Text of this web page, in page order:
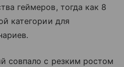
геймеров, тогда как 8
категории для
совпало с резким ростом